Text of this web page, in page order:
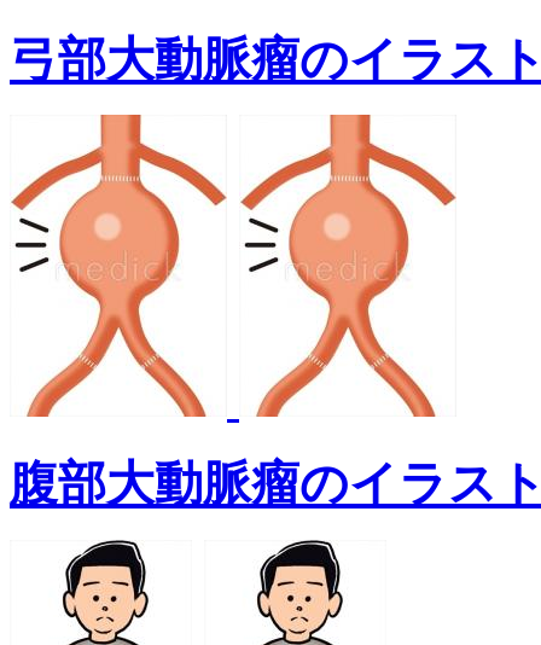
弓部大動脈瘤のイラス
腹部大動脈瘤のイラス